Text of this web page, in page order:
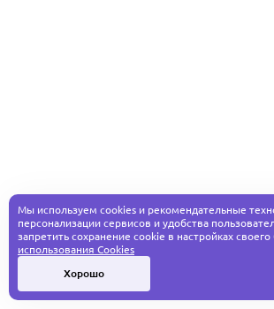
Мы используем cookies и рекомендательные
персонализации сервисов и удобства
запретить сохранение cookie в настройках своего
использования Cookies
Хорошо